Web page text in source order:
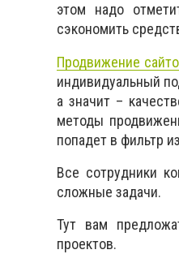
этом надо
сэкономить
Продвижение
индивидуальный
а значит –
методы
попадет в фильтр
Все сотрудники
сложные задачи.
Тут вам
проектов.